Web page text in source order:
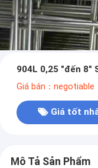
904L 0,25 "đến 8"
Giá bán：negotiable
Giá tốt
Mô Tả Sản Phẩm